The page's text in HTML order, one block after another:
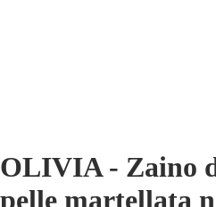
OLIVIA - Zaino
pelle martellata